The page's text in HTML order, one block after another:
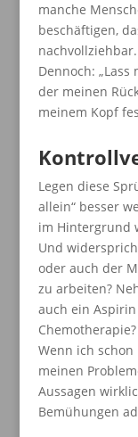
manche
beschäftigen,
nachvollziehbar.
Dennoch:
der meinen
meinem Kopf
Legen diese
allein“ besser
im Hintergrund
Und
oder auch der
zu arbeiten?
auch ein
Chemotherapie?
Wenn ich
meinen
Aussagen
Bemühungen